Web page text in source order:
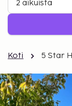
2 aikuista
Koti 5 Star